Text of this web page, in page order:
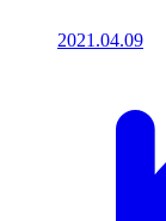
2021.04.09